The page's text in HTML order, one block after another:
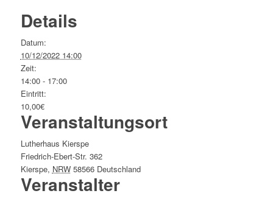
Details
Datum:
10/12/2022 14:00
Zeit:
14:00 - 17:00
Eintritt:
10,00€
Veranstaltungsort
Lutherhaus Kierspe
Friedrich-Ebert-Str. 362
Kierspe, NRW 58566 Deutschland
Veranstalter